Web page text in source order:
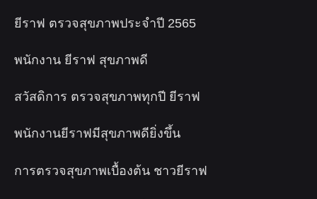
ยีราฟ ตรวจสุขภาพประจำปี 2565
พนักงาน ยีราฟ สุขภาพดี
สวัสดิการ ตรวจสุขภาพทุกปี ยีราฟ
พนักงานยีราฟมีสุขภาพดียิ่งขึ้น
การตรวจสุขภาพเบื้องต้น ชาวยีราฟ